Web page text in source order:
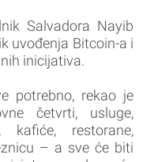
Salvadora Nayib
uvođenja Bitcoin-a i
inicijativa.
potrebno, rekao je
četvrti, usluge,
kafiće, restorane,
– a sve će biti